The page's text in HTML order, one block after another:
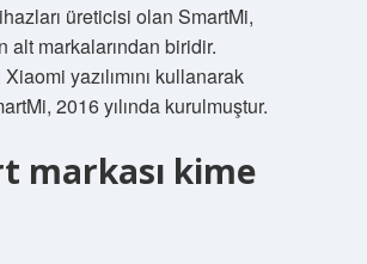
üreticisi olan SmartMi,
alt markalarından biridir.
yazılımını kullanarak
2016 yılında kurulmuştur.
markası kime